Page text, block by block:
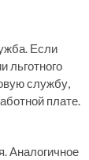
Если
льготного
службу,
плате.
Аналогичное